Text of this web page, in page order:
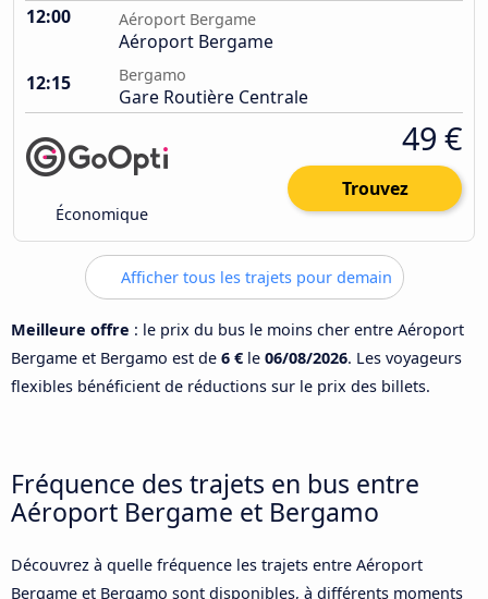
12:00 Aéroport Bergame
Aéroport Bergame
12:15
Bergamo
Gare Routière Centrale
Économique
49 €
Trouvez
Afficher tous les trajets pour demain
Meilleure offre : le prix du bus le moins cher entre Aéroport
Bergame et Bergamo est de 6 € le 06/08/2026. Les voyageurs
flexibles bénéficient de réductions sur le prix des billets.
Fréquence des trajets en bus entre
Aéroport Bergame et Bergamo
Découvrez à quelle fréquence les trajets entre Aéroport
Bergame et Bergamo sont disponibles, à différents moments